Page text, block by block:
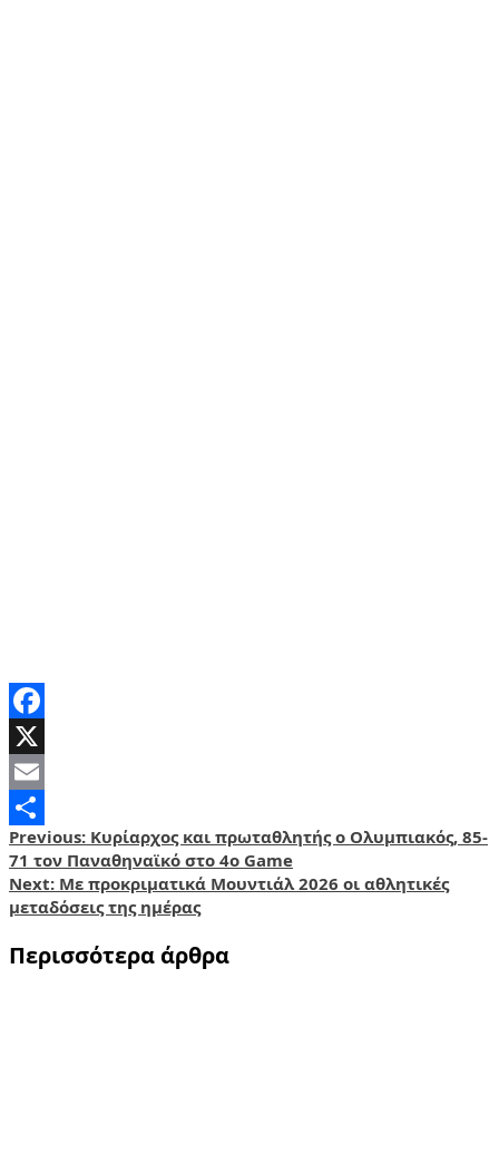
Facebook
X
Email
Share
Post
navigation
Previous: Κυρίαρχος και πρωταθλητής ο Ολυμπιακός, 85-
71 τον Παναθηναϊκό στο 4ο Game
Next: Με προκριματικά Μουντιάλ 2026 οι αθλητικές
μεταδόσεις της ημέρας
Περισσότερα άρθρα